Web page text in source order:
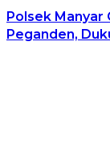
Polsek Manyar
Peganden,